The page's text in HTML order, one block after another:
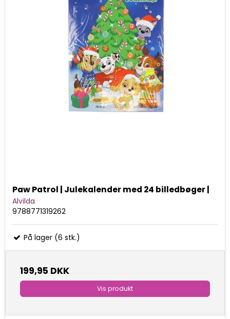
Paw Patrol | Julekalender med 24 billedbøger |
Alvilda
9788771319262
På lager (6 stk.)
199,95 DKK
Vis produkt